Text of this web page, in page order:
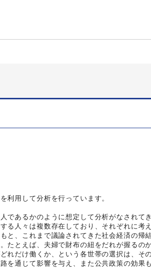
利用して分析を行っています。
であるかのように想定して分析がなされて
る人々は複数存在しており、それぞれに考
と、これまで議論されてきた社会経済の帰
たとえば、夫婦で財布の紐をだれが握るの
れだけ働くか、という各世帯の選択は、そ
を通じて影響を与え、また公共政策の効果